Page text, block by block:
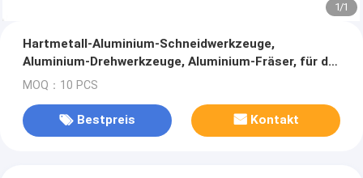
1/1
Hartmetall-Aluminium-Schneidwerkzeuge,
Aluminium-Drehwerkzeuge, Aluminium-Fräser, für die
Bearbeitung von Aluminiumlegierungen und
MOQ：10 PCS
Bestpreis Kontakt